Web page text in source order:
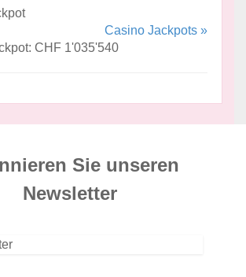
Casino Jackpots »
CHF 1'035'540
Sie unseren
News­letter